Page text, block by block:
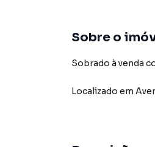
Sobre o
Sobrado à venda
Localizado em